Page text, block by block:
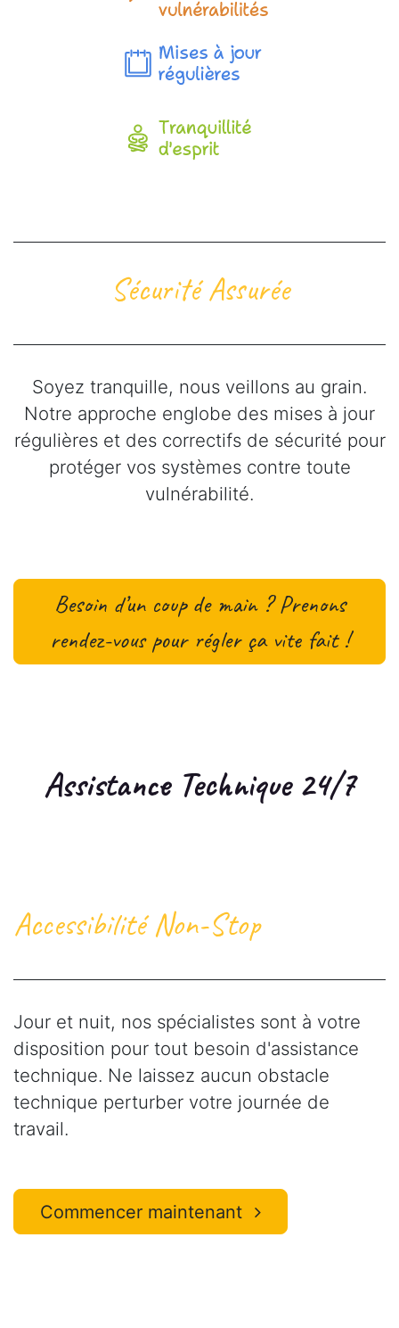
Sécurité Assurée
Soyez tranquille, nous veillons au grain.
Notre approche englobe des mises à jour
régulières et des correctifs de sécurité pour
protéger vos systèmes contre toute
vulnérabilité.
Besoin d’un coup de main ? Prenons
rendez-vous pour régler ça vite fait !
Assistance Technique 24/7
Accessibilité Non-Stop
Jour et nuit, nos spécialistes sont à votre
disposition pour tout besoin d'assistance
technique. Ne laissez aucun obstacle
technique perturber votre journée de
travail.
Commencer maintenant